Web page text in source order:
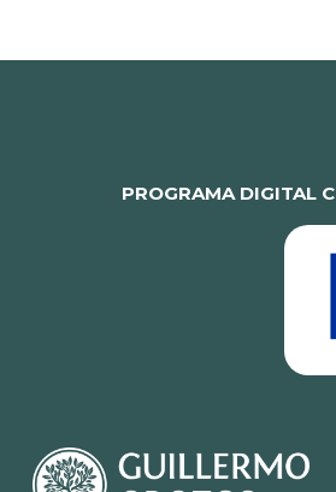
PROGRAMA DIGITAL